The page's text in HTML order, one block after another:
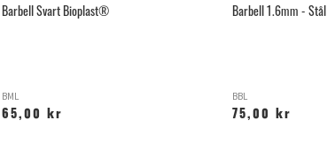
Barbell Svart Bioplast®
BML
65,00 kr
Barbell 1.6mm - Stål
BBL
75,00 kr